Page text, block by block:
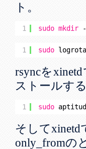
ト。
1 sudo mkdir
1 sudo
rsyncを
ストールする
1 sudo
そしてxinetd
only_fromの